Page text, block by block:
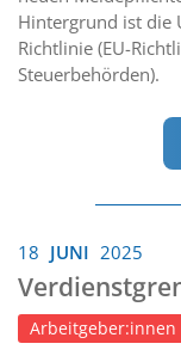
Hintergrund ist die
Richtlinie (EU-
Steuerbehörden).
18 JUNI 2025
Arbeitgeber:innen